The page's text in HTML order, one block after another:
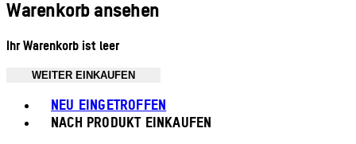
Warenkorb ansehen
Ihr Warenkorb ist leer
WEITER EINKAUFEN
NEU EINGETROFFEN
NACH PRODUKT EINKAUFEN